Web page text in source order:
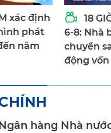
xác định
phát
năm
18
6-8: Nhà
chuyển
động
CHÍNH
hàng Nhà